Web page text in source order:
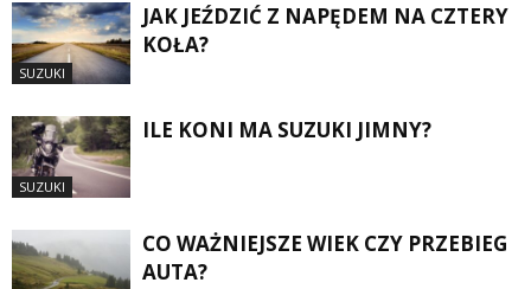
SUZUKI
JAK JEŹDZIĆ Z NAPĘDEM NA CZTERY
KOŁA?
SUZUKI
ILE KONI MA SUZUKI JIMNY?
CO WAŻNIEJSZE WIEK CZY PRZEBIEG
AUTA?